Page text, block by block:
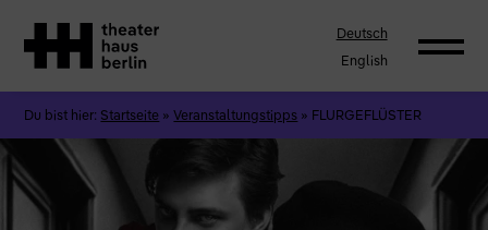
Deutsch
English
Du bist hier: Startseite »Veranstaltungstipps » FLURGEFLÜSTER